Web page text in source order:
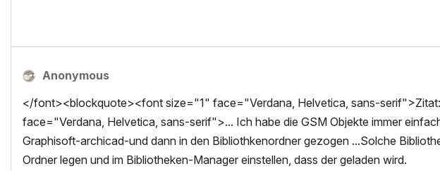
Anonymous
</font><blockquote><font size="1" face="Verdana, Helvetica, sans-
face="Verdana, Helvetica, sans-serif">... Ich habe die GSM Objekte immer
Graphisoft-archicad-und dann in den Bibliothkenordner gezogen ...Solche
Ordner legen und im Bibliotheken-Manager einstellen, dass der geladen wird.